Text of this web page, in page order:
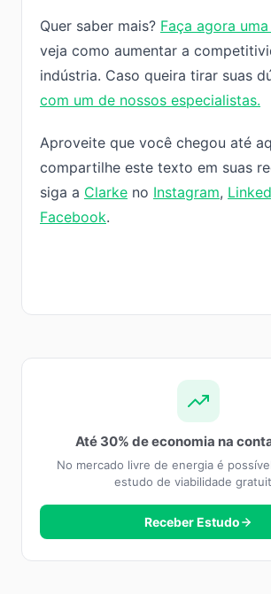
Quer saber mais? Faça agora
veja como aumentar a
indústria. Caso queira tirar suas
com um de nossos especialistas.
Aproveite que você chegou até
compartilhe este texto em suas
siga a Clarke no Instagram,
Facebook.
Até 30% de economia na
No mercado livre de energia é
estudo de viabilidade
Receber Estudo